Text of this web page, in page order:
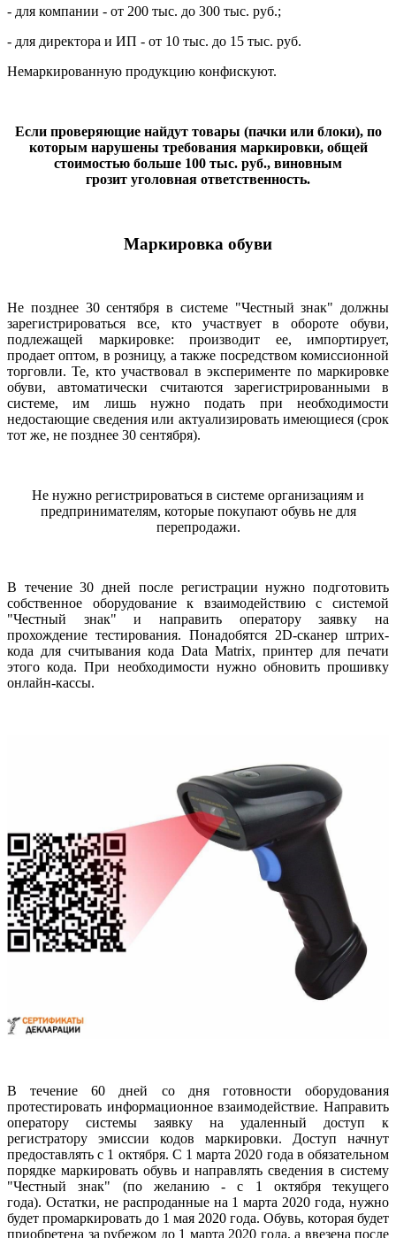
- для компании - от 200 тыс. до 300 тыс. руб.;
- для директора и ИП - от 10 тыс. до 15 тыс. руб.
Немаркированную продукцию конфискуют.
Если проверяющие найдут товары (пачки или блоки), по
которым нарушены требования маркировки, общей
стоимостью больше 100 тыс. руб., виновным
грозит уголовная ответственность.
Маркировка обуви
Не позднее 30 сентября в системе "Честный знак" должны
зарегистрироваться все, кто участвует в обороте обуви,
подлежащей маркировке: производит ее, импортирует,
продает оптом, в розницу, а также посредством комиссионной
торговли. Те, кто участвовал в эксперименте по маркировке
обуви, автоматически считаются зарегистрированными в
системе, им лишь нужно подать при необходимости
недостающие сведения или актуализировать имеющиеся (срок
тот же, не позднее 30 сентября).
Не нужно регистрироваться в системе организациям и
предпринимателям, которые покупают обувь не для
перепродажи.
В течение 30 дней после регистрации нужно подготовить
собственное оборудование к взаимодействию с системой
"Честный знак" и направить оператору заявку на
прохождение тестирования. Понадобятся 2D-сканер штрих-
кода для считывания кода Data Matrix, принтер для печати
этого кода. При необходимости нужно обновить прошивку
онлайн-кассы.
В течение 60 дней со дня готовности оборудования
протестировать информационное взаимодействие. Направить
оператору системы заявку на удаленный доступ к
регистратору эмиссии кодов маркировки. Доступ начнут
предоставлять с 1 октября. С 1 марта 2020 года в обязательном
порядке маркировать обувь и направлять сведения в систему
"Честный знак" (по желанию - с 1 октября текущего
года). Остатки, не распроданные на 1 марта 2020 года, нужно
будет промаркировать до 1 мая 2020 года. Обувь, которая будет
приобретена за рубежом до 1 марта 2020 года, а ввезена после